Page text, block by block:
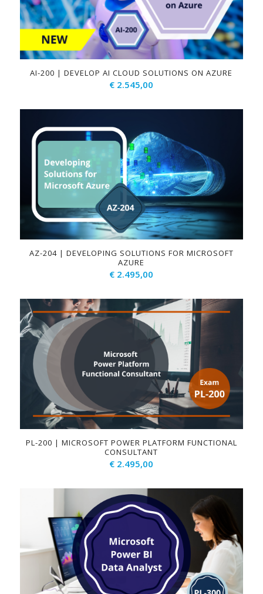
AI-200 | DEVELOP AI CLOUD SOLUTIONS ON AZURE
€ 2.545,00
AZ-204 | DEVELOPING SOLUTIONS FOR MICROSOFT
AZURE
€ 2.495,00
PL-200 | MICROSOFT POWER PLATFORM FUNCTIONAL
CONSULTANT
€ 2.495,00